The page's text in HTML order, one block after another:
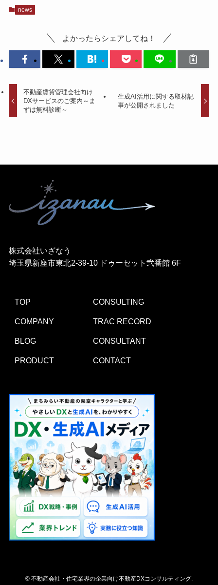
news
よかったらシェアしてね！
不動産賃貸管理会社向け
DXサービスのご案内～ま
ずは無料診断～
生成AI活用に関する取材記
事が公開されました
株式会社いざなう
埼玉県新座市東北2-39-10 ドゥーセット弐番館 6F
TOP CONSULTING
COMPANY TRAC RECORD
BLOG CONSULTANT
PRODUCT CONTACT
© 不動産会社・住宅業界の企業向け不動産DXコンサルティング.